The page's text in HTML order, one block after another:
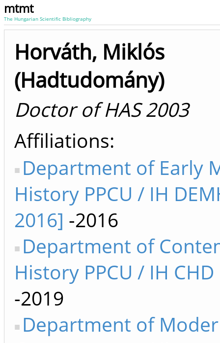
mtmt
The Hungarian Scientific Bibliography
Horváth, Miklós
(Hadtudomány)
Doctor of HAS 2003
Affiliations
Department of Early
History PPCU / IH
2016] -2016
Department of
History PPCU / IH
-2019
Department of